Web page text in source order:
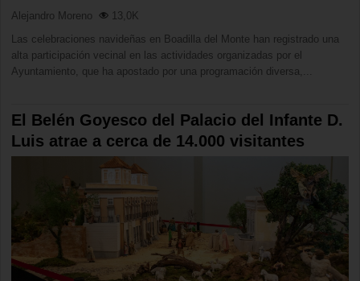
Alejandro Moreno
13,0K
Las celebraciones navideñas en Boadilla del Monte han registrado una
alta participación vecinal en las actividades organizadas por el
Ayuntamiento, que ha apostado por una programación diversa,...
El Belén Goyesco del Palacio del Infante D.
Luis atrae a cerca de 14.000 visitantes